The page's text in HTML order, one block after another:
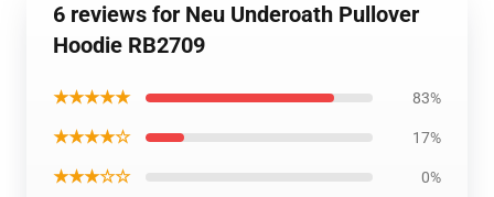
6 reviews for Neu Underoath Pullover
Hoodie RB2709
★★★★★ 83%
★★★★☆ 17%
★★★☆☆ 0%